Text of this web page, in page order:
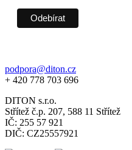
podpora@diton.cz
+ 420 778 703 696
DITON s.r.o.
Střítež č.p. 207, 588 11 Střítež
IČ: 255 57 921
DIČ: CZ25557921